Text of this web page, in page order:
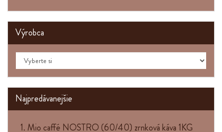
Výrobca
Najpredávanejšie
1. Mio caffé NOSTRO (60/40) zrnková káva 1KG